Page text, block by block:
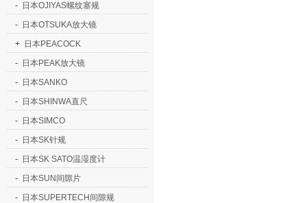
- 日本OJIYAS螺纹塞规
- 日本OTSUKA放大镜
+ 日本PEACOCK
- 日本PEAK放大镜
- 日本SANKO
- 日本SHINWA直尺
- 日本SIMCO
- 日本SK针规
- 日本SK SATO温湿度计
- 日本SUN间隙片
- 日本SUPERTECH间隙规